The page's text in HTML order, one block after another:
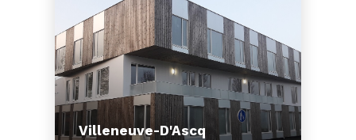
Villeneuve-D'Ascq